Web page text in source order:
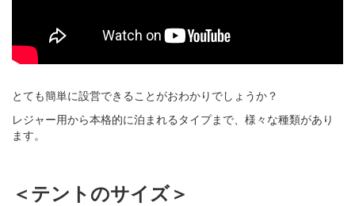
とても簡単に設営できることがおわかりでしょうか？
レジャー用から本格的に泊まれるタイプまで、様々な種類があり
ます。
＜テントのサイズ＞